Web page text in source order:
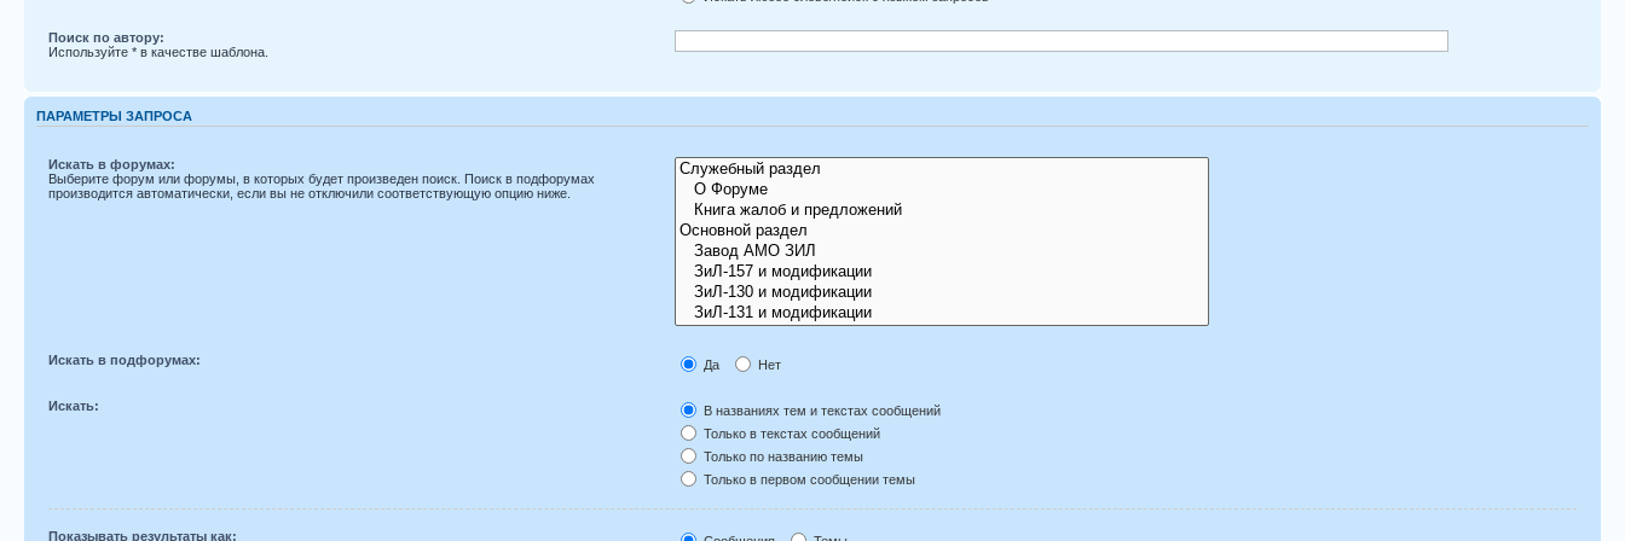
Поиск по автору:
Используйте * в качестве шаблона.
ПАРАМЕТРЫ ЗАПРОСА
Искать в форумах:
Выберите форум или форумы, в которых будет произведен поиск. Поиск в подфорумах
производится автоматически, если вы не отключили соответствующую опцию ниже.
Искать в подфорумах: Да Нет
Искать:
В названиях тем и текстах сообщений
Только в текстах сообщений
Только по названию темы
Только в первом сообщении темы
Показывать результаты как: